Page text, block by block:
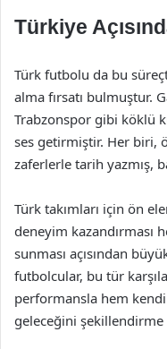
Türkiye
Türk futbolu da bu
alma fırsatı bulmuştur.
Trabzonspor gibi köklü
ses getirmiştir. Her biri,
zaferlerle tarih yazmış,
Türk takımları için ön
deneyim kazandırması
sunması açısından
futbolcular, bu tür
performansla hem
geleceğini şekillendirme